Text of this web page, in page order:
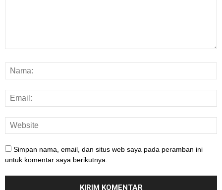
Simpan nama, email, dan situs web saya pada peramban ini
untuk komentar saya berikutnya.